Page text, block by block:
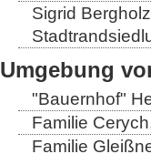
Sigrid
Umgebung
"Bauernhof"
Familie
Familie